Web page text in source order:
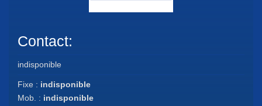
Contact:
indisponible
Fixe : indisponible
Mob. : indisponible